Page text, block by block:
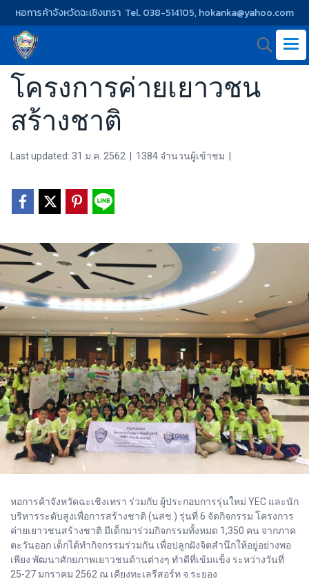
หอการค้าจังหวัดฉะเชิงเทรา Tel. 038-514105, hokanka@yahoo.com
โครงการค่ายเยาวชน
สร้างชาติ
Last updated: 31 ม.ค. 2562 1384 จำนวนผู้เข้าชม
หอการค้าจังหวัดฉะเชิงเทรา ร่วมกับ ผู้ประกอบการรุ่นใหม่ YEC และนัก
บริหารระดับสูงเพื่อการสร้างชาติ (นสช.) รุ่นที่ 6 จัดกิจกรรม โครงการ
ค่ายเยาวชนสร้างชาติ มีเด็กมาร่วมกิจกรรมทั้งหมด 1,350 คน จากภาค
ตะวันออก เด็กได้ทำกิจกรรมร่วมกัน เพื่อปลูกฝังจิตสำนึกให้อยู่อย่างพอ
เพียง พัฒนาศักยภาพเยาวชนด้านต่างๆ ทำดีที่เข้มแข็ง ระหว่างวันที่
25-27 มกราคม 2562 ณ เคียงทะเลรีสอร์ท จ.ระยอง